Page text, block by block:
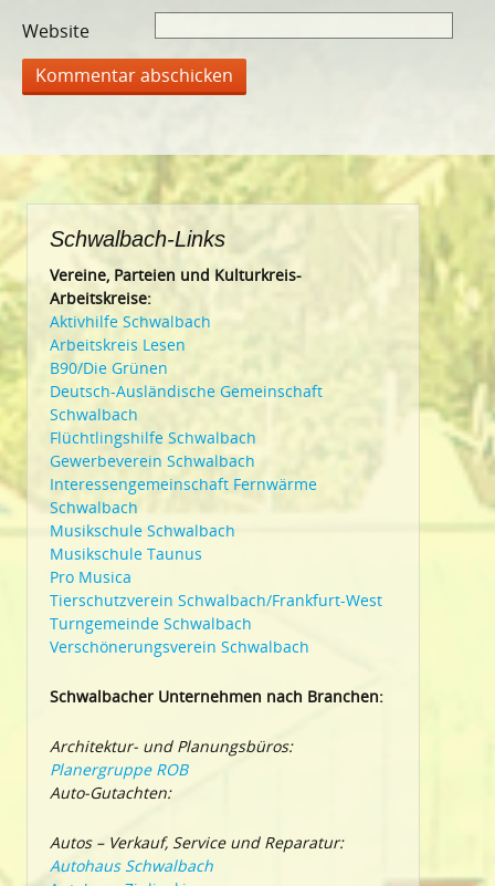
Website
Schwalbach-Links
Vereine, Parteien und Kulturkreis-
Arbeitskreise:
Aktivhilfe Schwalbach
Arbeitskreis Lesen
B90/Die Grünen
Deutsch-Ausländische Gemeinschaft
Schwalbach
Flüchtlingshilfe Schwalbach
Gewerbeverein Schwalbach
Interessengemeinschaft Fernwärme
Schwalbach
Musikschule Schwalbach
Musikschule Taunus
Pro Musica
Tierschutzverein Schwalbach/Frankfurt-West
Turngemeinde Schwalbach
Verschönerungsverein Schwalbach
Schwalbacher Unternehmen nach Branchen:
Architektur- und Planungsbüros:
Planergruppe ROB
Auto-Gutachten:
Autos – Verkauf, Service und Reparatur:
Autohaus Schwalbach